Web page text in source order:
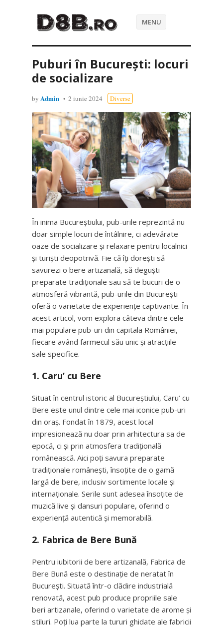
MENU
Puburi în București: locuri
de socializare
by Admin 2 iunie 2024 Diverse
În inima Bucureștiului, pub-urile reprezintă nu
doar simple locuri de întâlnire, ci adevărate
oaze de socializare și relaxare pentru localnici
și turiști deopotrivă. Fie că îți dorești să
savurezi o bere artizanală, să deguști
preparate tradiționale sau să te bucuri de o
atmosferă vibrantă, pub-urile din București
oferă o varietate de experiențe captivante. În
acest articol, vom explora câteva dintre cele
mai populare pub-uri din capitala României,
fiecare având farmecul său unic și atracțiile
sale specifice.
1. Caru’ cu Bere
Situat în centrul istoric al Bucureștiului, Caru’ cu
Bere este unul dintre cele mai iconice pub-uri
din oraș. Fondat în 1879, acest local
impresionează nu doar prin arhitectura sa de
epocă, ci și prin atmosfera tradițională
românească. Aici poți savura preparate
tradiționale românești, însoțite de o gamă
largă de bere, inclusiv sortimente locale și
internaționale. Serile sunt adesea însoțite de
muzică live și dansuri populare, oferind o
experiență autentică și memorabilă.
2. Fabrica de Bere Bună
Pentru iubitorii de bere artizanală, Fabrica de
Bere Bună este o destinație de neratat în
București. Situată într-o clădire industrială
renovată, acest pub produce propriile sale
beri artizanale, oferind o varietate de arome și
stiluri. Poți lua parte la tururi ghidate ale fabricii